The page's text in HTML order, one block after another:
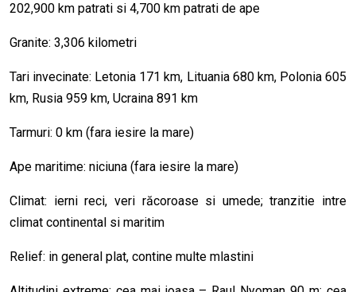
202,900 km patrati si 4,700 km patrati de ape
Granite: 3,306 kilometri
Tari invecinate: Letonia 171 km, Lituania 680 km, Polonia 605
km, Rusia 959 km, Ucraina 891 km
Tarmuri: 0 km (fara iesire la mare)
Ape maritime: niciuna (fara iesire la mare)
Climat: ierni reci, veri răcoroase si umede; tranzitie intre
climat continental si maritim
Relief: in general plat, contine multe mlastini